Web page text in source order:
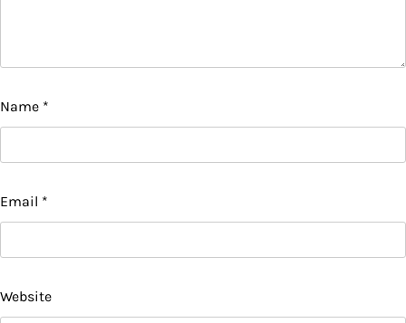
Name *
Email *
Website